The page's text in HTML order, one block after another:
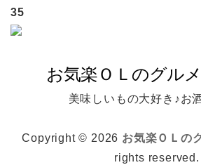
35
美味しいもの大好き♪お
Copyright © 2026 お気楽ＯＬの
rights reserved.